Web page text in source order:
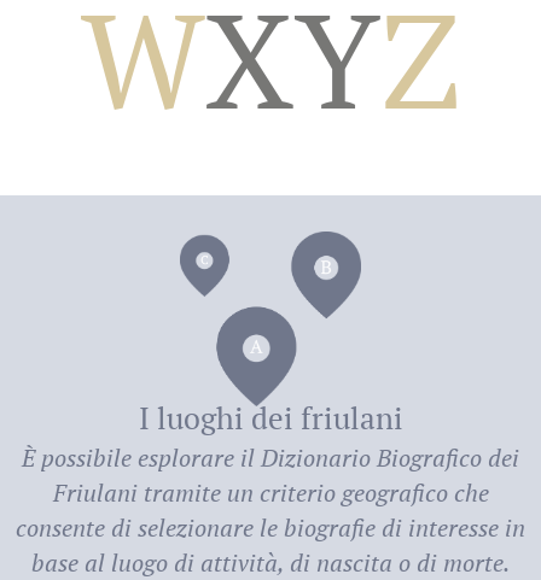
dei
WXYZ
I luoghi dei friulani
È possibile esplorare ilDizionario Biografico dei
Friulani tramite un criterio geografico che
consente di selezionare le biografie di interesse in
base al luogo di attività, di nascita o di morte.